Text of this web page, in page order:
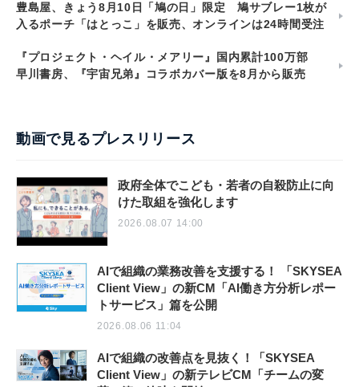
豊島屋、きょう8月10日「鳩の日」限定 鳩サブレー1枚が
入るポーチ「はとっこ」を販売、オンラインは24時間受注
『プロジェクト・ヘイル・メアリー』国内累計100万部
早川書房、『宇宙兄弟』コラボカバー版を8月から販売
動画で見るプレスリリース
政府全体でこども・若者の自殺防止に向
けた取組を強化します
2026.08.07 14:00
AIで組織の業務改善を支援する！ 「SKYSEA
Client View」の新CM「AI働き方分析レポー
トサービス」篇を公開
2026.08.06 11:04
AIで組織の改善点を見抜く！「SKYSEA
Client View」の新テレビCM「チームの変